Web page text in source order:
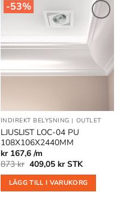
-53%
Lägg till
önskelistan
INDIREKT BELYSNING | OUTLET
LJUSLIST LOC-04 PU
108X106X2440MM
kr 167,6 /m
873kr Det
ursprungliga
priset
var:
873 kr.
409,05 krDet
priset
är:
409,05 kr.
STK
LÄGG TILL I VARUKORG